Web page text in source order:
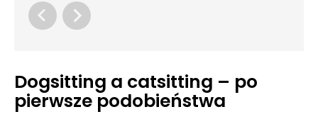
Dogsitting a catsitting – po
pierwsze podobieństwa